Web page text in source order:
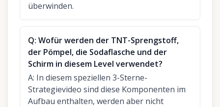
überwinden.
Q: Wofür werden der TNT-Sprengstoff,
der Pömpel, die Sodaflasche und der
Schirm in diesem Level verwendet?
A: In diesem speziellen 3-Sterne-
Strategievideo sind diese Komponenten im
Aufbau enthalten, werden aber nicht